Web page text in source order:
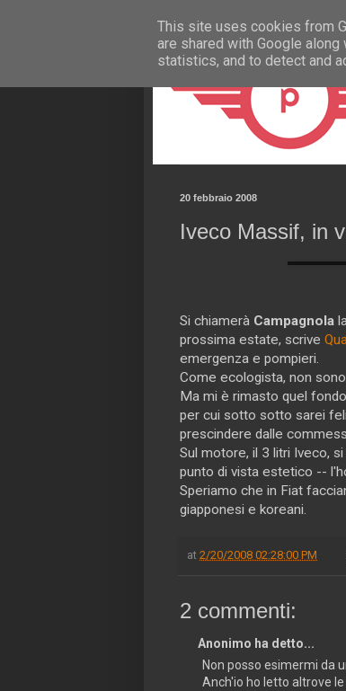
20 febbraio 2008
Iveco Massif, in
Si chiamerà Campagnola
prossima estate, scrive
emergenza e pompieri.
Come ecologista, non
Ma mi è rimasto quel
per cui sotto sotto sarei
prescindere dalle
Sul motore, il 3 litri Iveco,
punto di vista estetico --
Speriamo che in Fiat
giapponesi e koreani.
at 2/20/2008 02:28:00 PM
2 commenti:
Anonimo ha detto...
Non posso esimermi da
Anch'io ho letto altrove
This site uses cookies from
are shared with Google
statistics, and to detect and